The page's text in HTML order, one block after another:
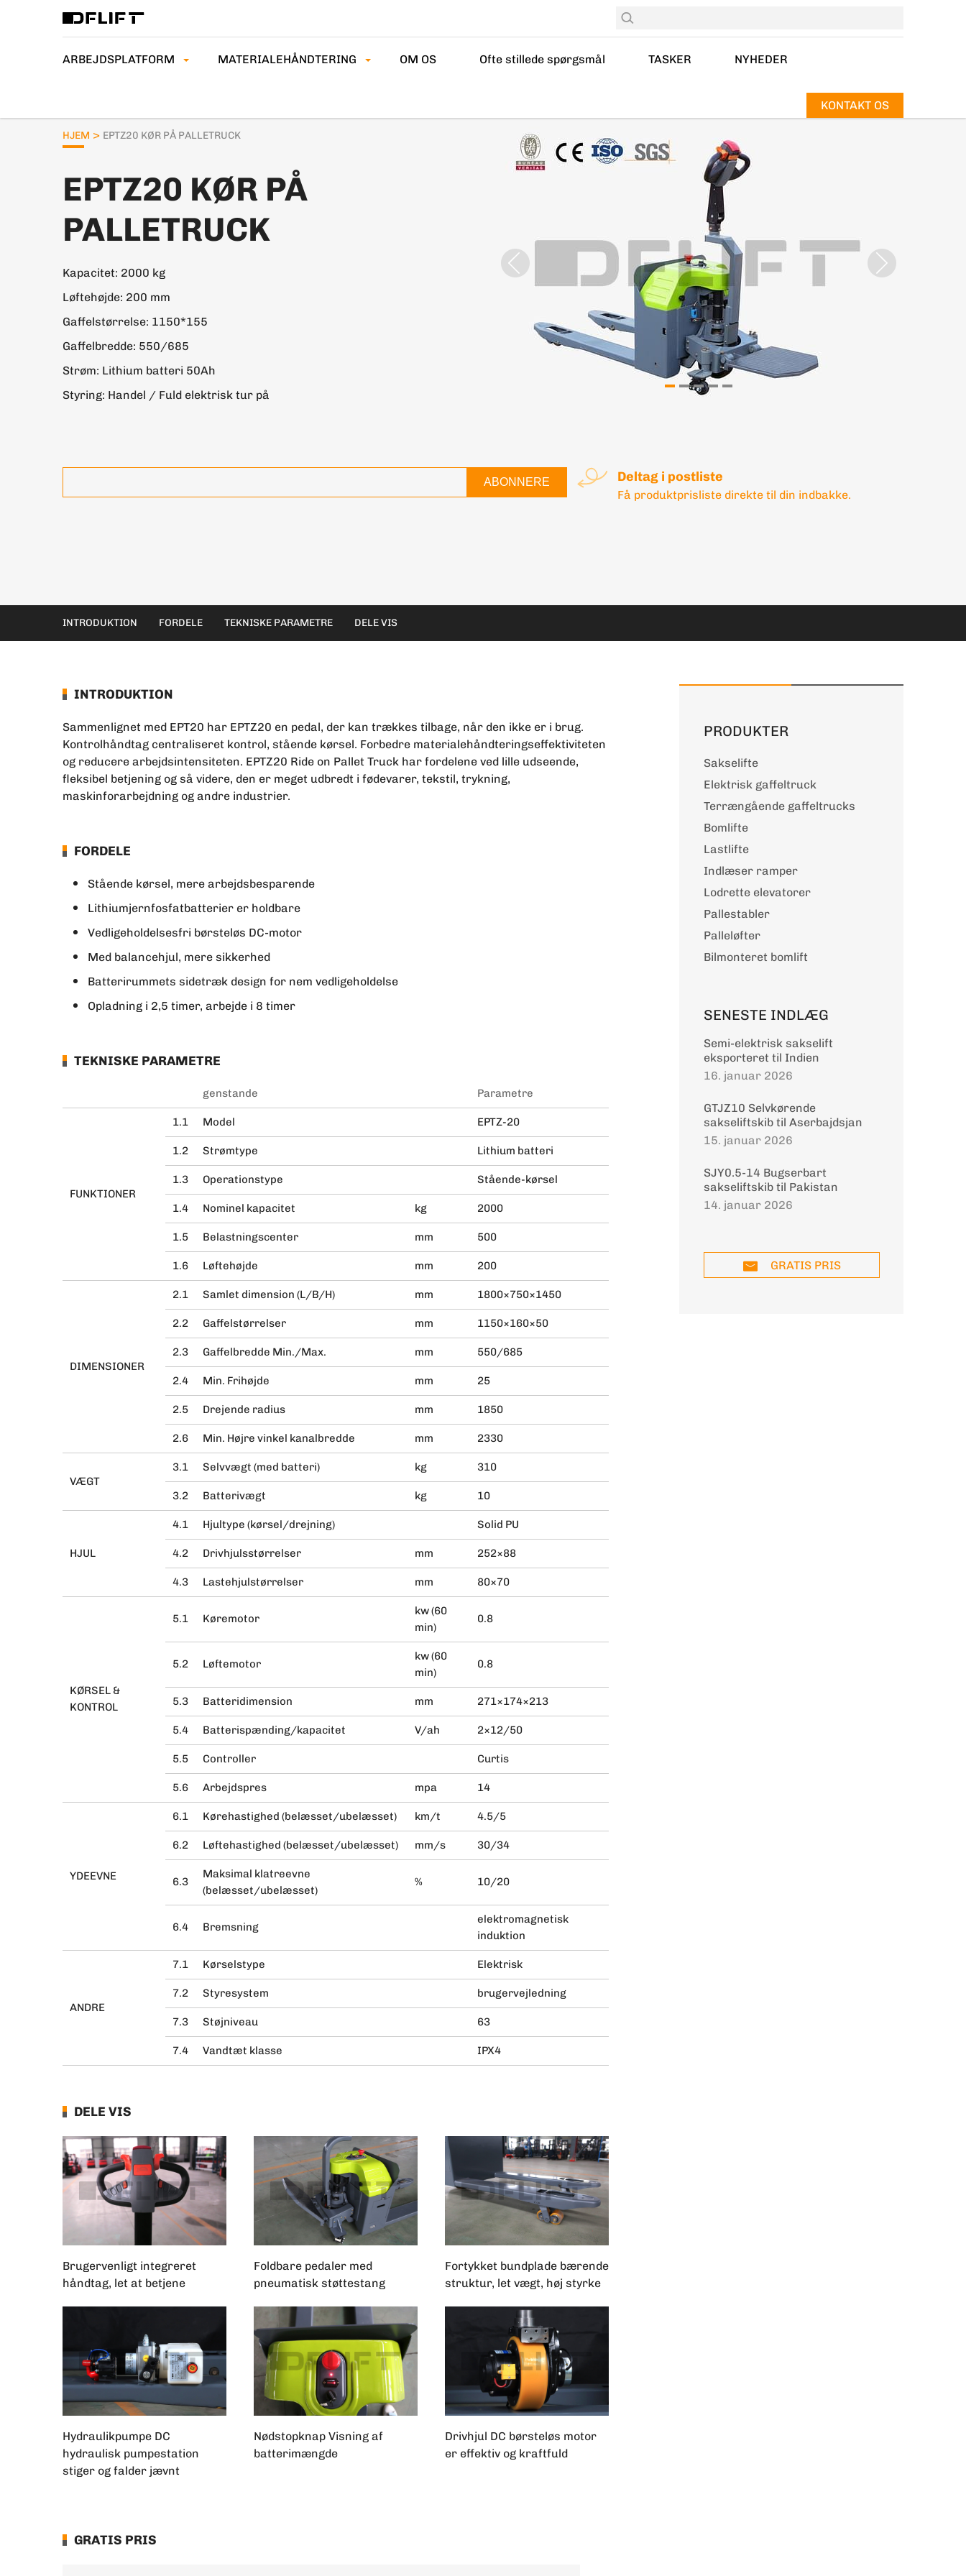
ARBEJDSPLATFORM MATERIALEHÅNDTERING OM OS Ofte stillede spørgsmål TASKER NYHEDER
KONTAKT OS
HJEM > EPTZ20 KØR PÅ PALLETRUCK
EPTZ20 KØR PÅ
PALLETRUCK
Kapacitet: 2000 kg
Løftehøjde: 200 mm
Gaffelstørrelse: 1150*155
Gaffelbredde: 550/685
Strøm: Lithium batteri 50Ah
Styring: Handel / Fuld elektrisk tur på
ABONNERE Deltag i postliste
Få produktprisliste direkte til din indbakke.
INTRODUKTION FORDELE TEKNISKE PARAMETRE DELE VIS
INTRODUKTION
Sammenlignet med EPT20 har EPTZ20 en pedal, der kan trækkes tilbage, når den ikke er i brug.
Kontrolhåndtag centraliseret kontrol, stående kørsel. Forbedre materialehåndteringseffektiviteten
og reducere arbejdsintensiteten. EPTZ20 Ride on Pallet Truck har fordelene ved lille udseende,
fleksibel betjening og så videre, den er meget udbredt i fødevarer, tekstil, trykning,
maskinforarbejdning og andre industrier.
FORDELE
Stående kørsel, mere arbejdsbesparende
Lithiumjernfosfatbatterier er holdbare
Vedligeholdelsesfri børsteløs DC-motor
Med balancehjul, mere sikkerhed
Batterirummets sidetræk design for nem vedligeholdelse
Opladning i 2,5 timer, arbejde i 8 timer
TEKNISKE PARAMETRE
genstande Parametre
FUNKTIONER
1.1 Model EPTZ-20
1.2 Strømtype Lithium batteri
1.3 Operationstype Stående-kørsel
1.4 Nominel kapacitet kg 2000
1.5 Belastningscenter mm 500
1.6 Løftehøjde mm 200
DIMENSIONER
2.1 Samlet dimension (L/B/H) mm 1800×750×1450
2.2 Gaffelstørrelser mm 1150×160×50
2.3 Gaffelbredde Min./Max. mm 550/685
2.4 Min. Frihøjde mm 25
2.5 Drejende radius mm 1850
2.6 Min. Højre vinkel kanalbredde mm 2330
VÆGT
3.1 Selvvægt (med batteri) kg 310
3.2 Batterivægt kg 10
HJUL
4.1 Hjultype (kørsel/drejning) Solid PU
4.2 Drivhjulsstørrelser mm 252×88
4.3 Lastehjulstørrelser mm 80×70
KØRSEL &
KONTROL
5.1 Køremotor
kw (60
min)
0.8
5.2 Løftemotor
kw (60
min)
0.8
5.3 Batteridimension mm 271×174×213
5.4 Batterispænding/kapacitet V/ah 2×12/50
5.5 Controller Curtis
5.6 Arbejdspres mpa 14
YDEEVNE
6.1 Kørehastighed (belæsset/ubelæsset) km/t 4.5/5
6.2 Løftehastighed (belæsset/ubelæsset) mm/s 30/34
6.3
Maksimal klatreevne
(belæsset/ubelæsset)
% 10/20
6.4 Bremsning
elektromagnetisk
induktion
ANDRE
7.1 Kørselstype Elektrisk
7.2 Styresystem brugervejledning
7.3 Støjniveau 63
7.4 Vandtæt klasse IPX4
DELE VIS
Brugervenligt integreret
håndtag, let at betjene
Foldbare pedaler med
pneumatisk støttestang
Fortykket bundplade bærende
struktur, let vægt, høj styrke
Hydraulikpumpe DC
hydraulisk pumpestation
stiger og falder jævnt
Nødstopknap Visning af
batterimængde
Drivhjul DC børsteløs motor
er effektiv og kraftfuld
GRATIS PRIS
PRODUKTER
Sakselifte
Elektrisk gaffeltruck
Terrængående gaffeltrucks
Bomlifte
Lastlifte
Indlæser ramper
Lodrette elevatorer
Pallestabler
Palleløfter
Bilmonteret bomlift
SENESTE INDLÆG
Semi-elektrisk sakselift
eksporteret til Indien
16. januar 2026
GTJZ10 Selvkørende
sakseliftskib til Aserbajdsjan
15. januar 2026
SJY0.5-14 Bugserbart
sakseliftskib til Pakistan
14. januar 2026
GRATIS PRIS